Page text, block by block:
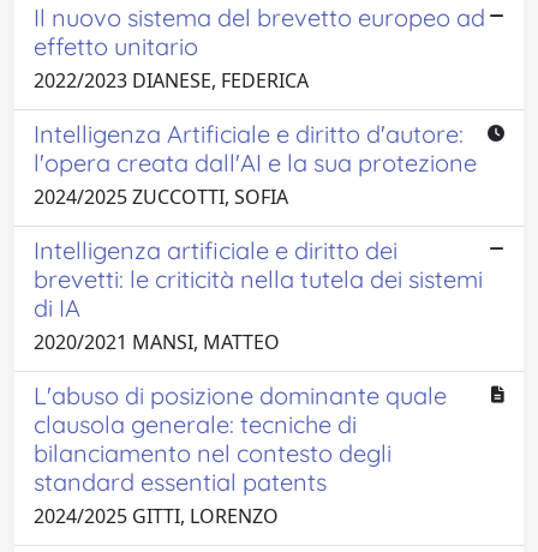
Il nuovo sistema del brevetto europeo ad
effetto unitario
2022/2023 DIANESE, FEDERICA
Intelligenza Artificiale e diritto d'autore:
l'opera creata dall'AI e la sua protezione
2024/2025 ZUCCOTTI, SOFIA
Intelligenza artificiale e diritto dei
brevetti: le criticità nella tutela dei sistemi
di IA
2020/2021 MANSI, MATTEO
L'abuso di posizione dominante quale
clausola generale: tecniche di
bilanciamento nel contesto degli
standard essential patents
2024/2025 GITTI, LORENZO